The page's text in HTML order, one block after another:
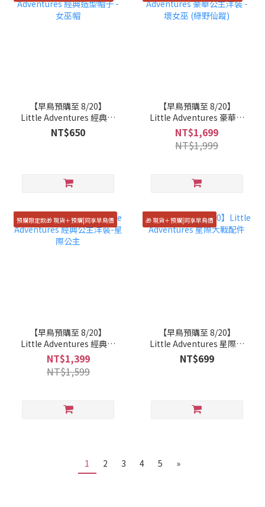
【早鳥預購至 8/20】
Little Adventures 經典造
型帽子 - 女巫帽
NT$650
【早鳥預購至 8/20】
Little Adventures 豪華公
主洋裝 - 壞女巫 (綠野仙
蹤)
NT$1,699
NT$1,999
預購限定款🎁 現貨＋預購|同享早鳥價
【早鳥預購至 8/20】
Little Adventures 經典公
主洋裝-星際公主
NT$1,399
NT$1,599
🎁 現貨＋預購|同享早鳥價
【早鳥預購至 8/20】
Little Adventures 星際大
戰配件
NT$699
1 2 3 4 5 »